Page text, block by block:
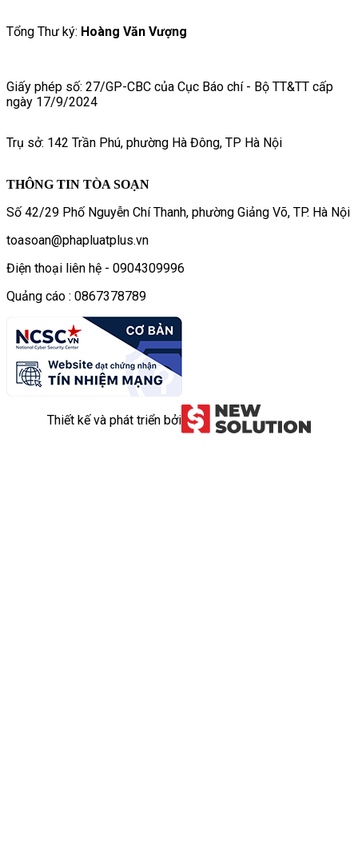
Tổng Thư ký: Hoàng Văn Vượng
Giấy phép số: 27/GP-CBC của Cục Báo chí - Bộ TT&TT cấp
ngày 17/9/2024
Trụ sở: 142 Trần Phú, phường Hà Đông, TP Hà Nội
THÔNG TIN TÒA SOẠN
Số 42/29 Phố Nguyễn Chí Thanh, phường Giảng Võ, TP. Hà Nội
toasoan@phapluatplus.vn
Điện thoại liên hệ - 0904309996
Quảng cáo : 0867378789
Thiết kế và phát triển bởi